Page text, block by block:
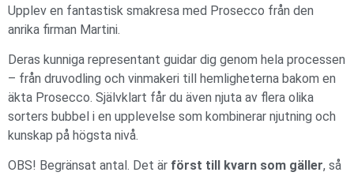
Upplev en fantastisk smakresa med Prosecco från den
anrika firman Martini.
Deras kunniga representant guidar dig genom hela processen
– från druvodling och vinmakeri till hemligheterna bakom en
äkta Prosecco. Självklart får du även njuta av flera olika
sorters bubbel i en upplevelse som kombinerar njutning och
kunskap på högsta nivå.
OBS! Begränsat antal. Det är först till kvarn som gäller, så